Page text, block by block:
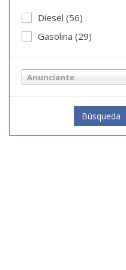
Diesel (56)
Gasolina (29)
Anunciante
Búsqueda